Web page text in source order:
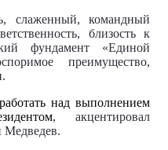
слаженный, командный
близость к
фундамент «Единой
преимущество,
над выполнением
, акцентировал
Медведев.